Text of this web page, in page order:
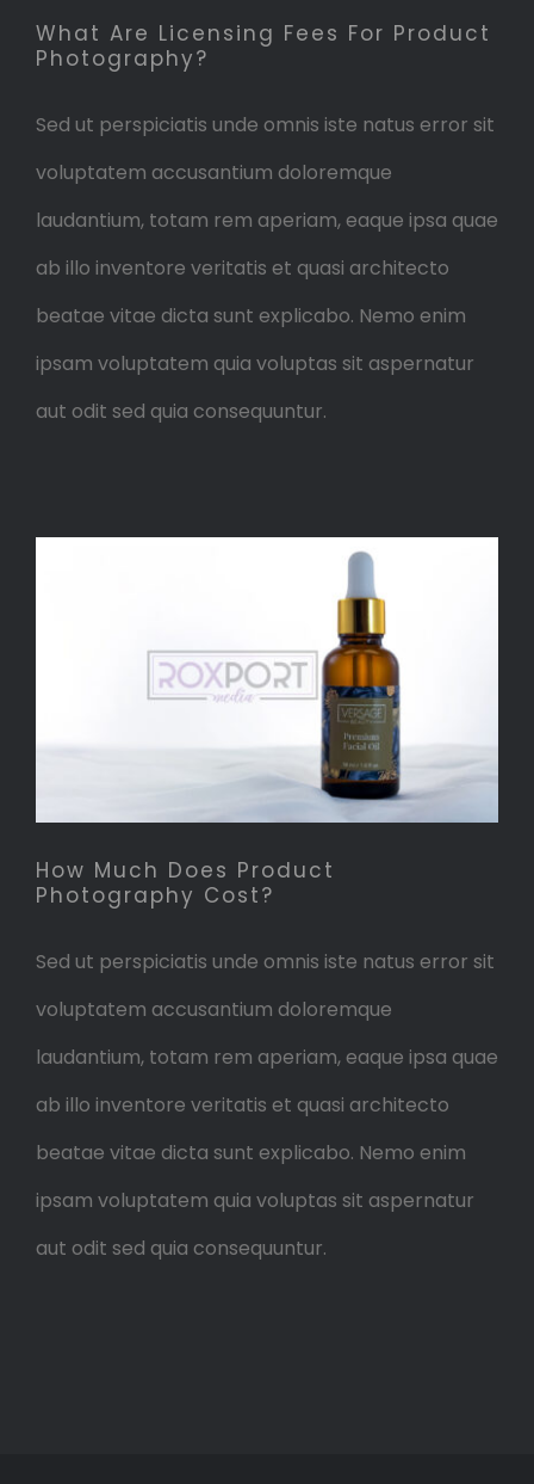
What Are Licensing Fees For Product
Photography?
Sed ut perspiciatis unde omnis iste natus error sit
voluptatem accusantium doloremque
laudantium, totam rem aperiam, eaque ipsa quae
ab illo inventore veritatis et quasi architecto
beatae vitae dicta sunt explicabo. Nemo enim
ipsam voluptatem quia voluptas sit aspernatur
aut odit sed quia consequuntur.
How Much Does Product
Photography Cost?
How Much Does Product
Photography Cost?
Sed ut perspiciatis unde omnis iste natus error sit
voluptatem accusantium doloremque
laudantium, totam rem aperiam, eaque ipsa quae
ab illo inventore veritatis et quasi architecto
beatae vitae dicta sunt explicabo. Nemo enim
ipsam voluptatem quia voluptas sit aspernatur
aut odit sed quia consequuntur.